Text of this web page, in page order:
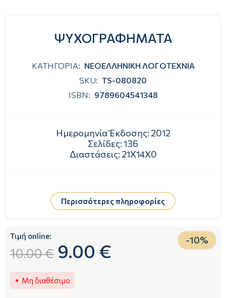
ΨΥΧΟΓΡΑΦΗΜΑΤΑ
ΚΑΤΗΓΟΡΙΑ: ΝΕΟΕΛΛΗΝΙΚΗ ΛΟΓΟΤΕΧΝΙΑ
SKU: TS-080820
ISBN: 9789604541348
Ημερομηνία Έκδοσης: 2012
Σελίδες:136
Διαστάσεις: 21Χ14Χ0
Περισσότερες πληροφορίες
Τιμή online:
10.00 € 9.00 € -10%
Μη διαθέσιμο